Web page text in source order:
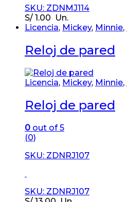
SKU: ZDNMJ114
S/ 1.00 Un.
Licencia, Mickey, Minnie,
Reloj de pared
Licencia, Mickey, Minnie,
Reloj de pared
0 out of 5
(0)
SKU: ZDNRJ107
SKU: ZDNRJ107